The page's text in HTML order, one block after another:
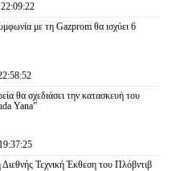
με τη Gazprom θα ισχύει 6
θα σχεδιάσει την κατασκευή του
Yana”
Διεθνής Τεχνική Έκθεση του Πλόβντιβ